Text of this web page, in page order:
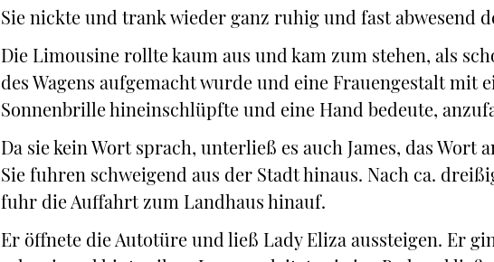
Sie nickte und trank wieder ganz ruhig und fast abwesend
Die Limousine rollte kaum aus und kam zum stehen, als
des Wagens aufgemacht wurde und eine Frauengestalt mit
Sonnenbrille hineinschlüpfte und eine Hand bedeute,
Da sie kein Wort sprach, unterließ es auch James, das Wort
Sie fuhren schweigend aus der Stadt hinaus. Nach ca.
fuhr die Auffahrt zum Landhaus hinauf.
Er öffnete die Autotüre und ließ Lady Eliza aussteigen. Er